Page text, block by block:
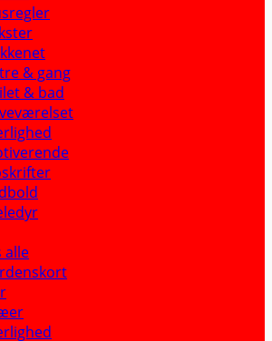
& gang
& bad
alle